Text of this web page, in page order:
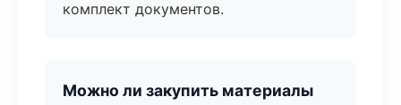
комплект документов.
Можно ли закупить материалы